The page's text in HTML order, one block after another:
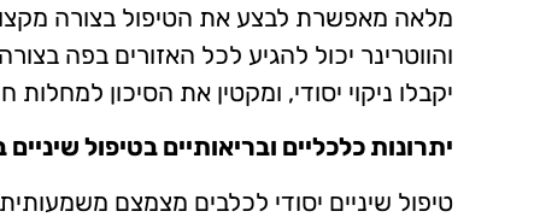
מלאה מאפשרת לבצע את הטיפול בצורה
והווטרינר יכול להגיע לכל האזורים בפה
יקבלו ניקוי יסודי, ומקטין את הסיכון
יתרונות כלכליים ובריאותיים בטיפול
טיפול שיניים יסודי לכלבים מצמצם